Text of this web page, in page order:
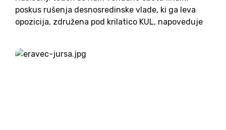
poskus rušenja desnosredinske vlade, ki ga leva
opozicija, združena pod krilatico KUL, napoveduje
ponovni vložitvi konstruktivne nezaupnice s
predlogom Karla Erjavca za mandatarja novih